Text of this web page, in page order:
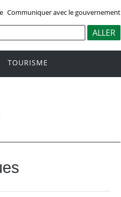
Communiquer avec le gouvernement
TOURISME